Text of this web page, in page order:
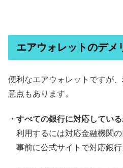
エアウォレットのデメ
便利なエアウォレットですが
意点もあります。
・すべての銀行に対応してい
利用するには対応金融機関の
事前に公式サイトで対応銀行